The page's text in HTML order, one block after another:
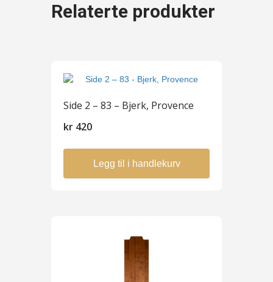
Relaterte produkter
Side 2 – 83 – Bjerk, Provence
kr 420
Legg til i handlekurv